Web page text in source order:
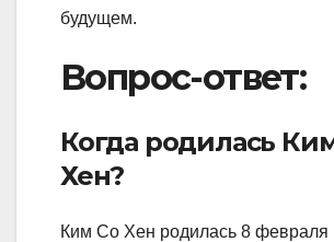
будущем.
Вопрос-ответ:
Когда родилась
Хен?
Ким Со Хен родилась 8 февраля